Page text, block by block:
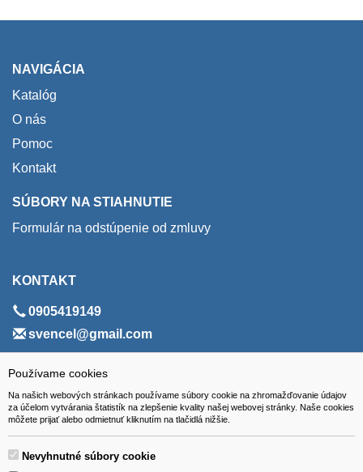
Používame cookies
Na našich webových stránkach používame súbory cookie na zhromažďovanie údajov
za účelom vytvárania štatistík na zlepšenie kvality našej webovej stránky. Naše cookies
môžete prijať alebo odmietnuť kliknutím na tlačidlá nižšie.
Nevyhnutné súbory cookie
NAVIGÁCIA
Katalóg
O nás
Pomoc
Kontakt
SÚBORY NA STIAHNUTIE
Formulár na odstúpenie od zmluvy
KONTAKT
0905419149
svencel@gmail.com
ADRESA
VEST - tech s.r.o.
Hviezdoslavova 280/6, 965 01 Žiar nad Hronom
Slovakia (Slovak Republic)